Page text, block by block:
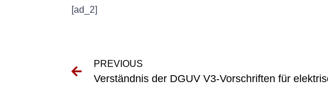
[ad_2]
PREVIOUS